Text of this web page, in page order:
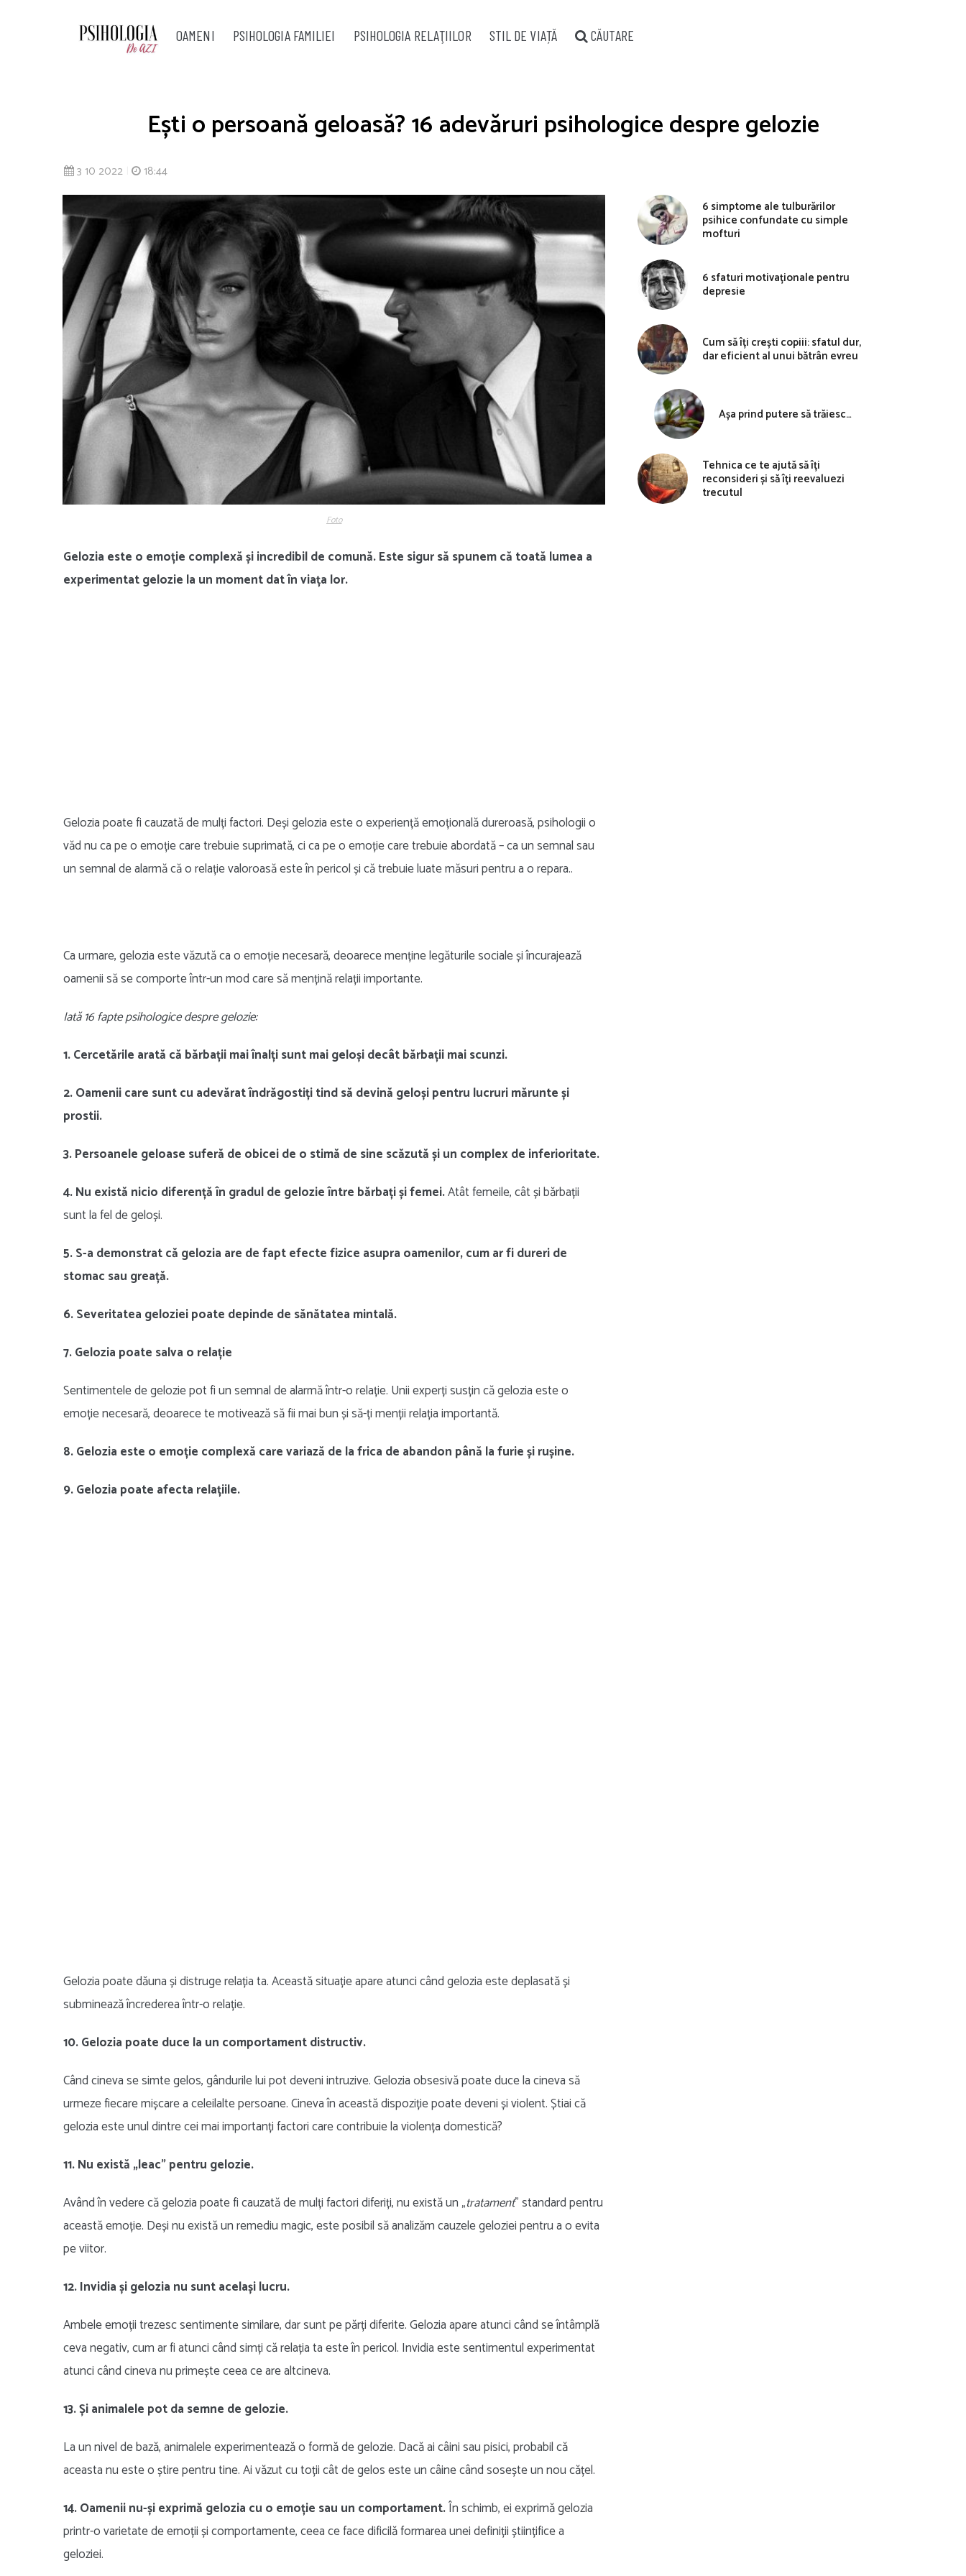
OAMENI PSIHOLOGIA FAMILIEI PSIHOLOGIA RELAŢIILOR STIL DE VIAȚĂ CĂUTARE
Ești o persoană geloasă? 16 adevăruri psihologice despre gelozie
3 10 2022 18:44
Foto
Gelozia este o emoție complexă și incredibil de comună. Este sigur să spunem că toată lumea a
experimentat gelozie la un moment dat în viața lor.
Gelozia poate fi cauzată de mulți factori. Deși gelozia este o experiență emoțională dureroasă, psihologii o
văd nu ca pe o emoție care trebuie suprimată, ci ca pe o emoție care trebuie abordată – ca un semnal sau
un semnal de alarmă că o relație valoroasă este în pericol și că trebuie luate măsuri pentru a o repara..
Ca urmare, gelozia este văzută ca o emoție necesară, deoarece menține legăturile sociale și încurajează
oamenii să se comporte într-un mod care să mențină relații importante.
Iată 16 fapte psihologice despre gelozie:
1. Cercetările arată că bărbații mai înalți sunt mai geloși decât bărbații mai scunzi.
2. Oamenii care sunt cu adevărat îndrăgostiți tind să devină geloși pentru lucruri mărunte și
prostii.
3. Persoanele geloase suferă de obicei de o stimă de sine scăzută și un complex de inferioritate.
4. Nu există nicio diferență în gradul de gelozie între bărbați și femei.Atât femeile, cât și bărbații
sunt la fel de geloși.
5. S-a demonstrat că gelozia are de fapt efecte fizice asupra oamenilor, cum ar fi dureri de
stomac sau greață.
6. Severitatea geloziei poate depinde de sănătatea mintală.
7. Gelozia poate salva o relație
Sentimentele de gelozie pot fi un semnal de alarmă într-o relație. Unii experți susțin că gelozia este o
emoție necesară, deoarece te motivează să fii mai bun și să-ți menții relația importantă.
8. Gelozia este o emoție complexă care variază de la frica de abandon până la furie și rușine.
9. Gelozia poate afecta relațiile.
Gelozia poate dăuna și distruge relația ta. Această situație apare atunci când gelozia este deplasată și
subminează încrederea într-o relație.
10. Gelozia poate duce la un comportament distructiv.
Când cineva se simte gelos, gândurile lui pot deveni intruzive. Gelozia obsesivă poate duce la cineva să
urmeze fiecare mișcare a celeilalte persoane. Cineva în această dispoziție poate deveni și violent. Știai că
gelozia este unul dintre cei mai importanți factori care contribuie la violența domestică?
11. Nu există „leac” pentru gelozie.
Având în vedere că gelozia poate fi cauzată de mulți factori diferiți, nu există un „tratament” standard pentru
această emoție. Deși nu există un remediu magic, este posibil să analizăm cauzele geloziei pentru a o evita
pe viitor.
12. Invidia și gelozia nu sunt același lucru.
Ambele emoții trezesc sentimente similare, dar sunt pe părți diferite. Gelozia apare atunci când se întâmplă
ceva negativ, cum ar fi atunci când simți că relația ta este în pericol. Invidia este sentimentul experimentat
atunci când cineva nu primește ceea ce are altcineva.
13. Și animalele pot da semne de gelozie.
La un nivel de bază, animalele experimentează o formă de gelozie. Dacă ai câini sau pisici, probabil că
aceasta nu este o știre pentru tine. Ai văzut cu toții cât de gelos este un câine când sosește un nou cățel.
14. Oamenii nu-și exprimă gelozia cu o emoție sau un comportament.În schimb, ei exprimă gelozia
printr-o varietate de emoții și comportamente, ceea ce face dificilă formarea unei definiții științifice a
geloziei.
6 simptome ale tulburărilor
psihice confundate cu simple
mofturi
6 sfaturi motivaționale pentru
depresie
Cum să îți crești copiii: sfatul dur,
dar eficient al unui bătrân evreu
Așa prind putere să trăiesc…
Tehnica ce te ajută să îți
reconsideri și să îți reevaluezi
trecutul